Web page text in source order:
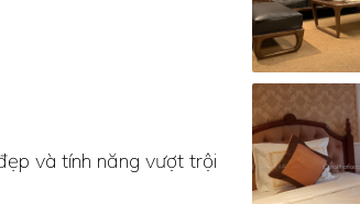
và tính năng vượt trội